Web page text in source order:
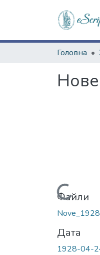
Головна
Вантажиться...
Файли
Дата
1928-04-